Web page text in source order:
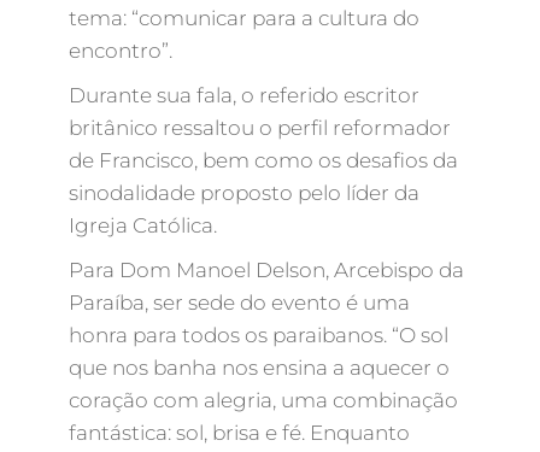
tema: “comunicar para a cultura do
encontro”.
Durante sua fala, o referido escritor
britânico ressaltou o perfil reformador
de Francisco, bem como os desafios da
sinodalidade proposto pelo líder da
Igreja Católica.
Para Dom Manoel Delson, Arcebispo da
Paraíba, ser sede do evento é uma
honra para todos os paraibanos. “O sol
que nos banha nos ensina a aquecer o
coração com alegria, uma combinação
fantástica: sol, brisa e fé. Enquanto